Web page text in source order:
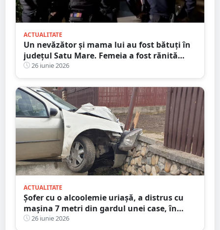
ACTUALITATE
Un nevăzător și mama lui au fost bătuți în
județul Satu Mare. Femeia a fost rănită
grav26 iunie 2026
ACTUALITATE
Șofer cu o alcoolemie uriașă, a distrus cu
mașina 7 metri din gardul unei case, în
județul Satu Mare
26 iunie 2026